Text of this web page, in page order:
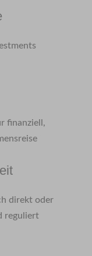
finanziell,
direkt oder
reguliert